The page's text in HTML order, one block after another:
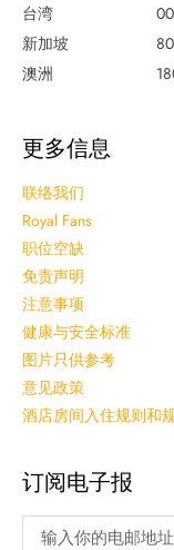
台湾
新加坡
澳洲
更多信息
联络我们
Royal Fans
职位空缺
免责声明
注意事项
健康与安全标准
图片只供参考
意见政策
酒店房间入住规则和
订阅电子报